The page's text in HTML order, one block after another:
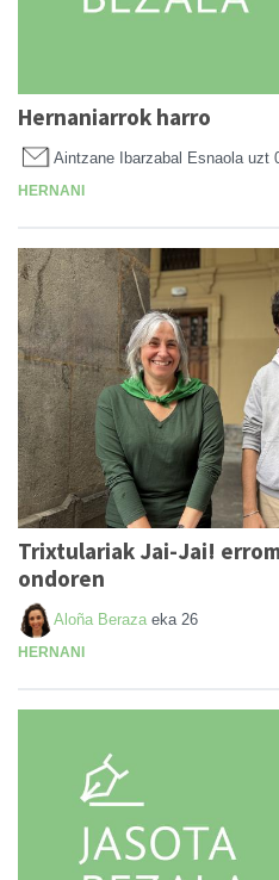
Hernaniarrok harro
Aintzane Ibarzabal Esnaola uzt
HERNANI
Trixtulariak Jai-Jai!
ondoren
Aloña Beraza eka 26
HERNANI